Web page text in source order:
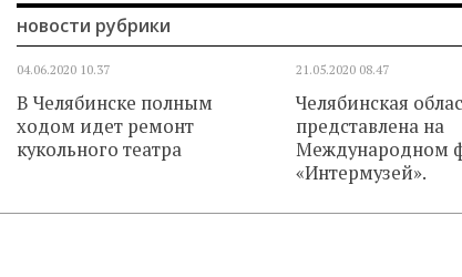
новости рубрики
04.06.2020 10.37
В Челябинске полным
ходом идет ремонт
кукольного театра
21.05.2020 08.47
Челябинская
представлена на
Международном
«Интермузей».